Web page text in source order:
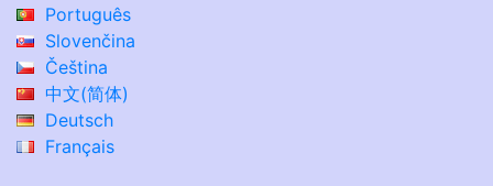
Português
Slovenčina
Čeština
中文(简体)
Deutsch
Français